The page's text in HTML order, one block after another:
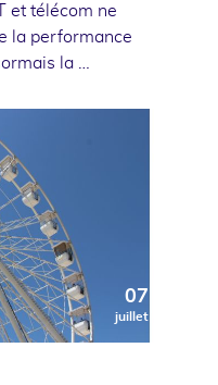
et télécom ne
la performance
la …
07
juillet